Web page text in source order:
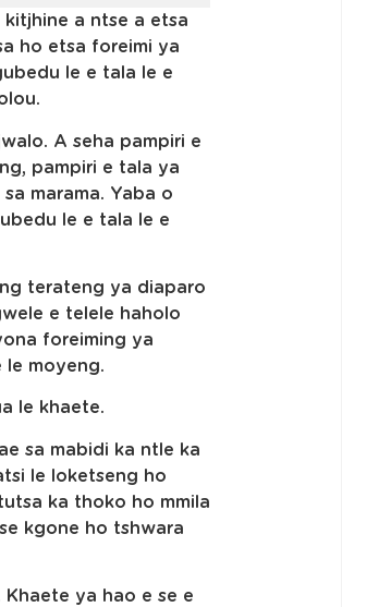
a ntse a etsa
ho etsa foreimi ya
le e tala le e
A seha pampiri e
pampiri e tala ya
marama. Yaba o
le e tala le e
terateng ya diaparo
e telele haholo
foreiming ya
le moyeng.
le khaete.
sa mabidi ka ntle ka
le loketseng ho
ka thoko ho mmila
kgone ho tshwara
Khaete ya hao e se e